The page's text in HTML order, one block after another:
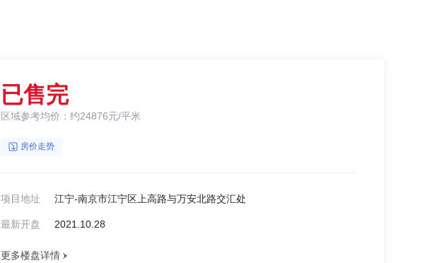
已售完
区域参考均价：约24876元/平米
房价走势
项目地址 江宁-南京市江宁区上高路与万安北路交汇处
最新开盘 2021.10.28
更多楼盘详情